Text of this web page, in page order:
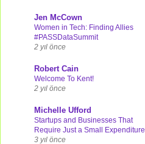
Jen McCown
Women in Tech: Finding Allies
#PASSDataSummit
2 yıl önce
Robert Cain
Welcome To Kent!
2 yıl önce
Michelle Ufford
Startups and Businesses That
Require Just a Small Expenditure
3 yıl önce